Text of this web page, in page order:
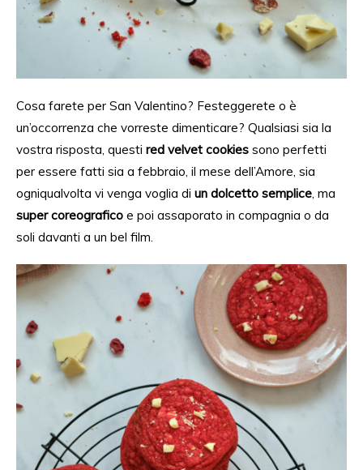
Cosa farete per San Valentino? Festeggerete o è
un’occorrenza che vorreste dimenticare? Qualsiasi sia la
vostra risposta, questi red velvet cookies ​sono perfetti
per essere fatti sia a febbraio, il mese dell’Amore, sia
ogniqualvolta vi venga voglia di un dolcetto semplice, ma
supercoreografico e poi assaporato in compagnia o da
soli davanti a un bel film.